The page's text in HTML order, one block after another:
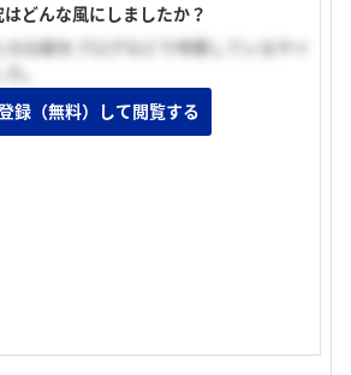
どんな風にしましたか？
比較をブログなどで考察しているサイ
。
加
録（無料）して閲覧する